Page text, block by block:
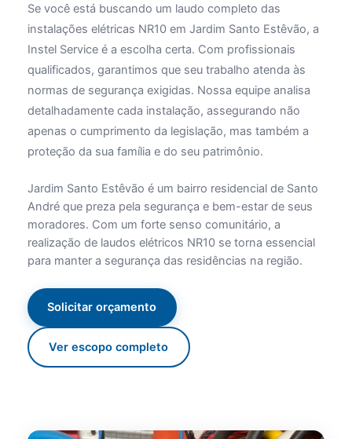
Se você está buscando um laudo completo das
instalações elétricas NR10 em Jardim Santo Estêvão, a
Instel Service é a escolha certa. Com profissionais
qualificados, garantimos que seu trabalho atenda às
normas de segurança exigidas. Nossa equipe analisa
detalhadamente cada instalação, assegurando não
apenas o cumprimento da legislação, mas também a
proteção da sua família e do seu patrimônio.
Jardim Santo Estêvão é um bairro residencial de Santo
André que preza pela segurança e bem-estar de seus
moradores. Com um forte senso comunitário, a
realização de laudos elétricos NR10 se torna essencial
para manter a segurança das residências na região.
Solicitar orçamento
Ver escopo completo